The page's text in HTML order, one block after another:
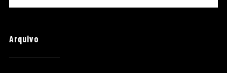
Arquivo